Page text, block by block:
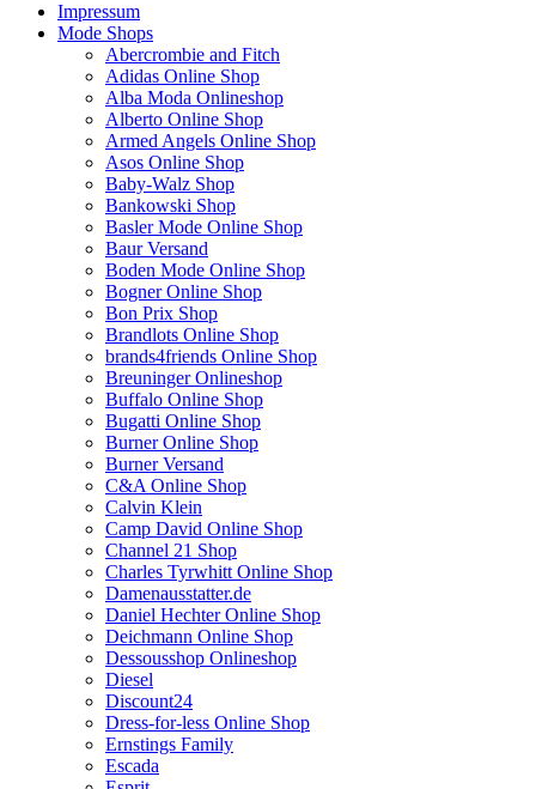
Impressum
Mode Shops
Abercrombie and Fitch
Adidas Online Shop
Alba Moda Onlineshop
Alberto Online Shop
Armed Angels Online Shop
Asos Online Shop
Baby-Walz Shop
Bankowski Shop
Basler Mode Online Shop
Baur Versand
Boden Mode Online Shop
Bogner Online Shop
Bon Prix Shop
Brandlots Online Shop
brands4friends Online Shop
Breuninger Onlineshop
Buffalo Online Shop
Bugatti Online Shop
Burner Online Shop
Burner Versand
C&A Online Shop
Calvin Klein
Camp David Online Shop
Channel 21 Shop
Charles Tyrwhitt Online Shop
Damenausstatter.de
Daniel Hechter Online Shop
Deichmann Online Shop
Dessousshop Onlineshop
Diesel
Discount24
Dress-for-less Online Shop
Ernstings Family
Escada